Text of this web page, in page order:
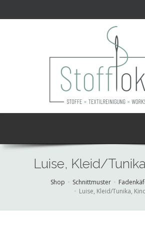
Luise, Kleid/
Shop Schnittmuster
Luise, Kleid/Tunika,